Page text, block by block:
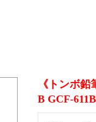
《トンボ
B GCF-611B